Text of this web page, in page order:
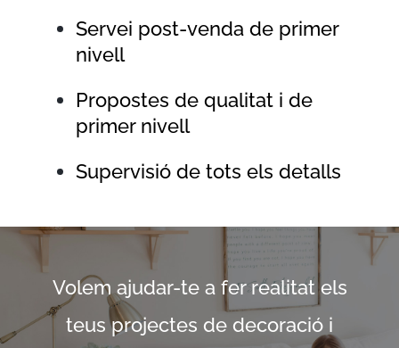
Servei post-venda de primer
nivell
Propostes de qualitat i de
primer nivell
Supervisió de tots els detalls
Volem ajudar-te a fer realitat els
teus projectes de decoració i